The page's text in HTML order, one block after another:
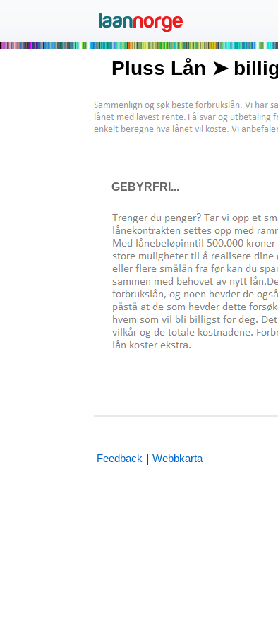
Pluss Lån ➤
GEBYRFRI...
Feedback | Webbkarta